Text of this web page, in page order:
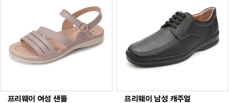
프리웨이 여성 샌들 프리웨이 남성 캐주얼